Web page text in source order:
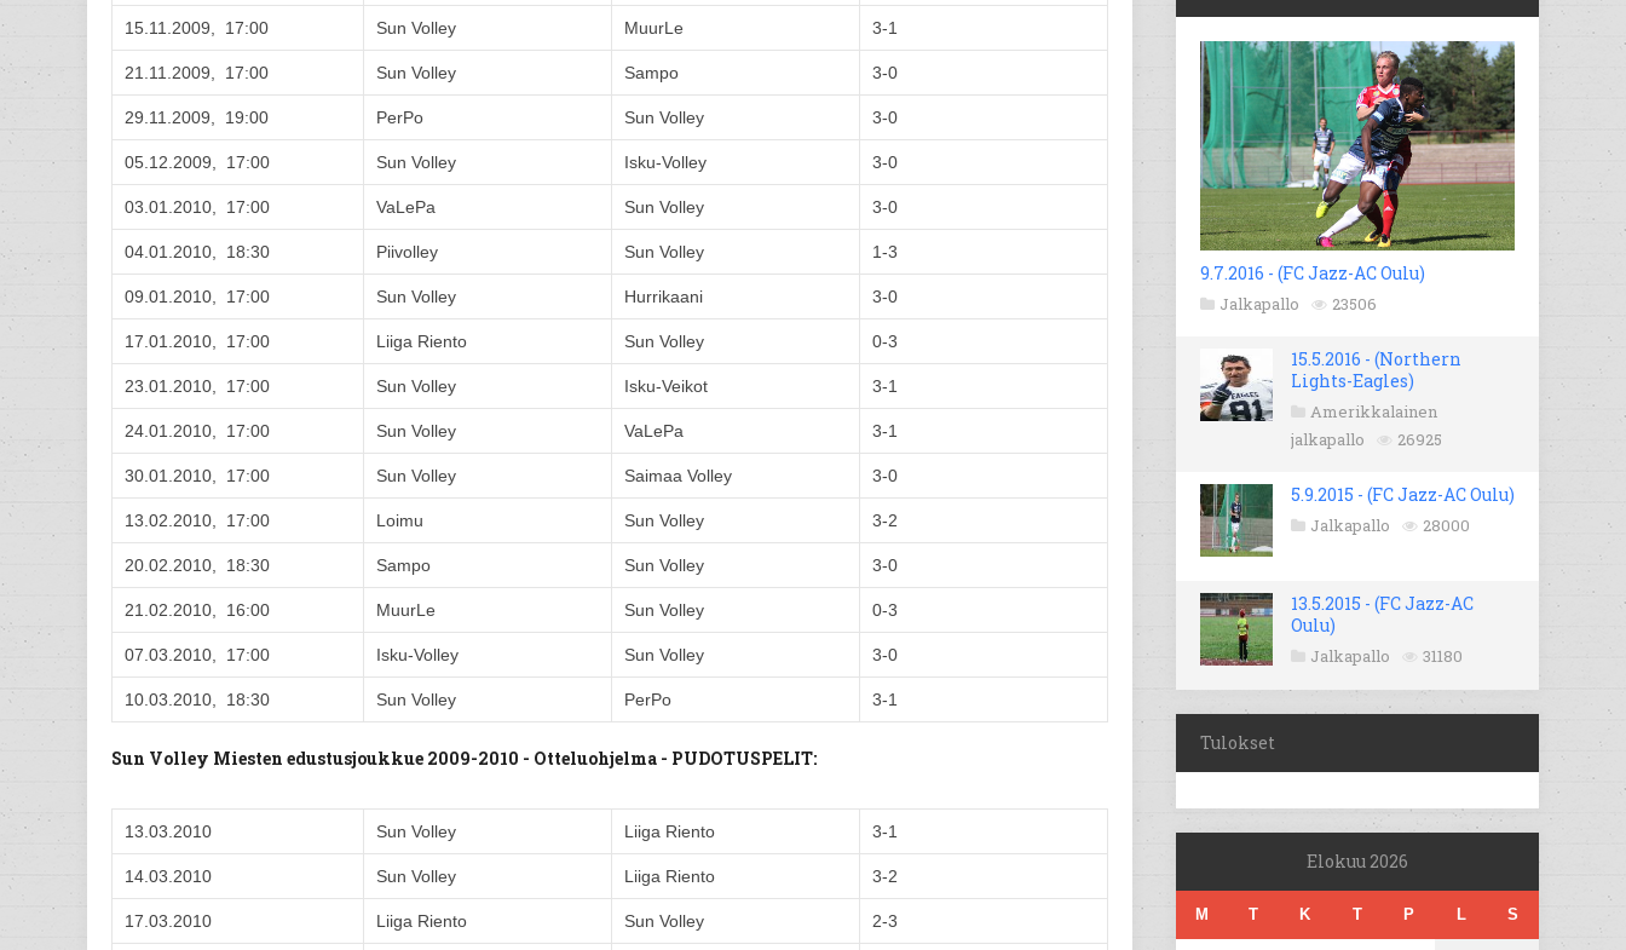
15.11.2009, 17:00 Sun Volley MuurLe 3-1
21.11.2009, 17:00 Sun Volley Sampo 3-0
29.11.2009, 19:00 PerPo Sun Volley 3-0
05.12.2009, 17:00 Sun Volley Isku-Volley 3-0
03.01.2010, 17:00 VaLePa Sun Volley 3-0
04.01.2010, 18:30 Piivolley Sun Volley 1-3
09.01.2010, 17:00 Sun Volley Hurrikaani 3-0
17.01.2010, 17:00 Liiga Riento Sun Volley 0-3
23.01.2010, 17:00 Sun Volley Isku-Veikot 3-1
24.01.2010, 17:00 Sun Volley VaLePa 3-1
30.01.2010, 17:00 Sun Volley Saimaa Volley 3-0
13.02.2010, 17:00 Loimu Sun Volley 3-2
20.02.2010, 18:30 Sampo Sun Volley 3-0
21.02.2010, 16:00 MuurLe Sun Volley 0-3
07.03.2010, 17:00 Isku-Volley Sun Volley 3-0
10.03.2010, 18:30 Sun Volley PerPo 3-1
Sun Volley Miesten edustusjoukkue 2009-2010 - Otteluohjelma - PUDOTUSPELIT:
13.03.2010 Sun Volley Liiga Riento 3-1
14.03.2010 Sun Volley Liiga Riento 3-2
17.03.2010 Liiga Riento Sun Volley 2-3
9.7.2016 - (FC Jazz-AC Oulu)
Jalkapallo 23506
15.5.2016 - (Northern
Lights-Eagles)
Amerikkalainen
jalkapallo
26925
5.9.2015 - (FC Jazz-AC Oulu)
Jalkapallo 28000
13.5.2015 - (FC Jazz-AC
Oulu)
Jalkapallo 31180
Tulokset
Elokuu 2026
M T K T P L S